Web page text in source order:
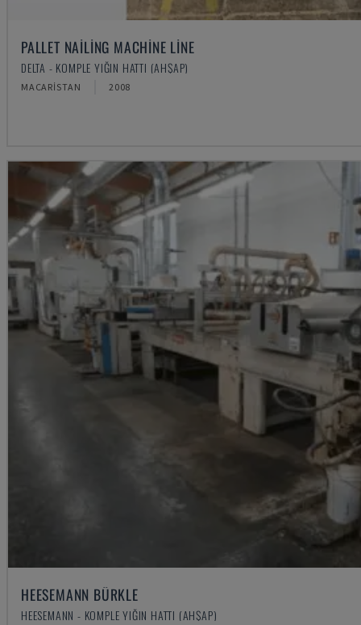
PALLET NAILING MACHINE LINE
DELTA - KOMPLE YIĞIN HATTI (AHŞAP)
MACARISTAN 2008
HEESEMANN BÜRKLE
HEESEMANN - KOMPLE YIĞIN HATTI (AHŞAP)